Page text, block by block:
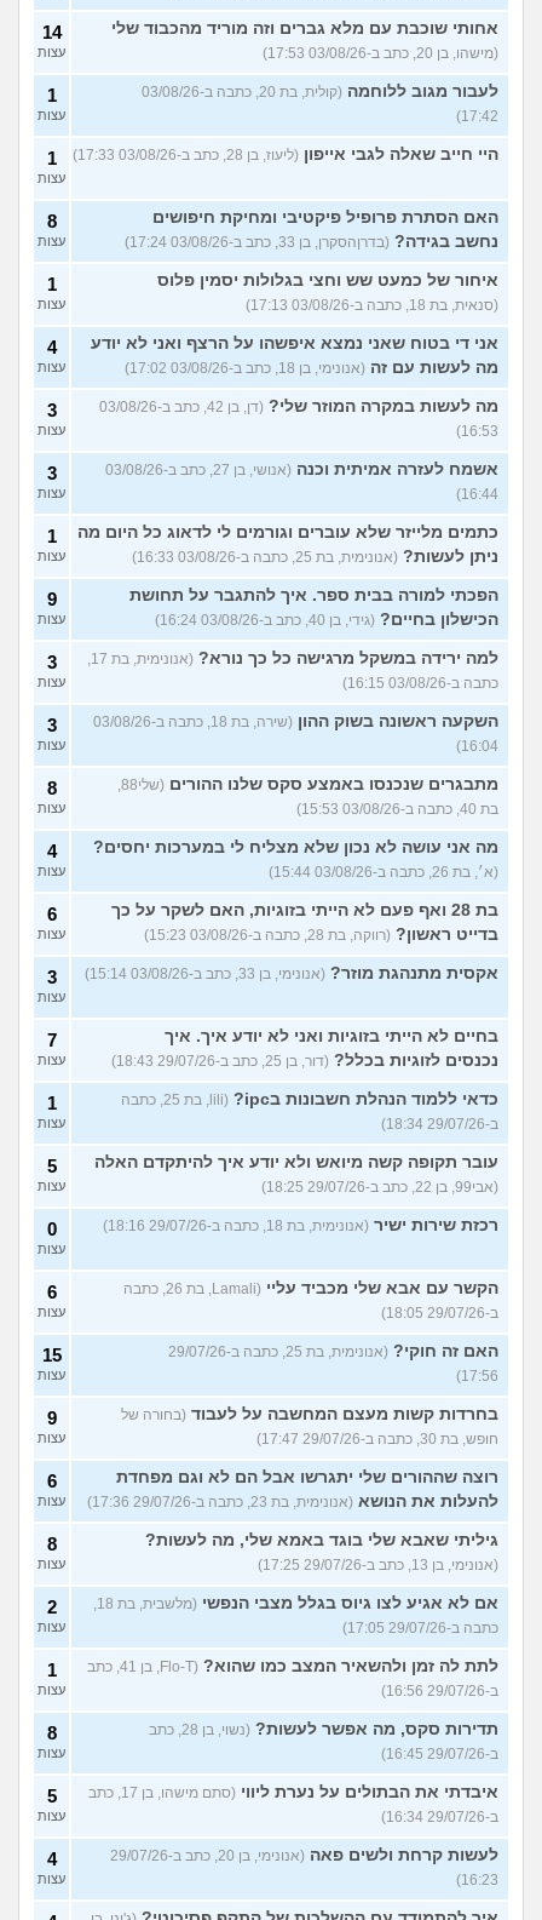
אחותי שוכבת עם מלא גברים וזה מוריד מהכבוד שלי
(מישהו, בן 20, כתב ב-03/08/26 17:53)
14
עצות
לעבור מגוב ללוחמה
(קולית, בת 20, כתבה ב-03/08/26
17:42)
1
עצות
היי חייב שאלה לגבי אייפון (ליעוז, בן 28, כתב ב-03/08/26 17:33) 1
עצות
האם הסתרת פרופיל פיקטיבי ומחיקת חיפושים
נחשב בגידה? (בדרןהסקרן, בן 33, כתב ב-03/08/26 17:24)
8
עצות
איחור של כמעט שש וחצי בגלולות יסמין פלוס
(סנאית, בת 18, כתבה ב-03/08/26 17:13)
1
עצות
אני די בטוח שאני נמצא איפשהו על הרצף ואני לא יודע
מה לעשות עם זה (אנונימי, בן 18, כתב ב-03/08/26 17:02)
4
עצות
מה לעשות במקרה המוזר שלי?
(דן, בן 42, כתב ב-03/08/26
16:53)
3
עצות
אשמח לעזרה אמיתית וכנה
(אנושי, בן 27, כתב ב-03/08/26
16:44)
3
עצות
כתמים מלייזר שלא עוברים וגורמים לי לדאוג כל היום מה
ניתן לעשות? (אנונימית, בת 25, כתבה ב-03/08/26 16:33)
1
עצות
הפכתי למורה בבית ספר. איך להתגבר על תחושת
הכישלון בחיים? (גידי, בן 40, כתב ב-03/08/26 16:24)
9
עצות
למה ירידה במשקל מרגישה כל כך נורא?
(אנונימית, בת 17,
כתבה ב-03/08/26 16:15)
3
עצות
השקעה ראשונה בשוק ההון
(שירה, בת 18, כתבה ב-03/08/26
16:04)
3
עצות
מתבגרים שנכנסו באמצע סקס שלנו ההורים
(שלי88,
בת 40, כתבה ב-03/08/26 15:53)
8
עצות
מה אני עושה לא נכון שלא מצליח לי במערכות יחסים?
(א׳, בת 26, כתבה ב-03/08/26 15:44)
4
עצות
בת 28 ואף פעם לא הייתי בזוגיות, האם לשקר על כך
בדייט ראשון? (רווקה, בת 28, כתבה ב-03/08/26 15:23)
6
עצות
אקסית מתנהגת מוזר? (אנונימי, בן 33, כתב ב-03/08/26 15:14) 3
עצות
בחיים לא הייתי בזוגיות ואני לא יודע איך. איך
נכנסים לזוגיות בכלל? (דור, בן 25, כתב ב-29/07/26 18:43)
7
עצות
כדאי ללמוד הנהלת חשבונות בipc?
(lili, בת 25, כתבה
ב-29/07/26 18:34)
1
עצות
עובר תקופה קשה מיואש ולא יודע איך להיתקדם האלה
(אבי99, בן 22, כתב ב-29/07/26 18:25)
5
עצות
רכזת שירות ישיר (אנונימית, בת 18, כתבה ב-29/07/26 18:16) 0
עצות
הקשר עם אבא שלי מכביד עליי
(Lamali, בת 26, כתבה
ב-29/07/26 18:05)
6
עצות
האם זה חוקי?
(אנונימית, בת 25, כתבה ב-29/07/26
17:56)
15
עצות
בחרדות קשות מעצם המחשבה על לעבוד (בחורה של
חופש, בת 30, כתבה ב-29/07/26 17:47)
9
עצות
רוצה שההורים שלי יתגרשו אבל הם לא וגם מפחדת
להעלות את הנושא (אנונימית, בת 23, כתבה ב-29/07/26 17:36)
6
עצות
גיליתי שאבא שלי בוגד באמא שלי, מה לעשות?
(אנונימי, בן 13, כתב ב-29/07/26 17:25)
8
עצות
אם לא אגיע לצו גיוס בגלל מצבי הנפשי
(מלשבית, בת 18,
כתבה ב-29/07/26 17:05)
2
עצות
לתת לה זמן ולהשאיר המצב כמו שהוא?
(Flo-T, בן 41, כתב
ב-29/07/26 16:56)
1
עצות
תדירות סקס, מה אפשר לעשות?
(נשוי, בן 28, כתב
ב-29/07/26 16:45)
8
עצות
איבדתי את הבתולים על נערת ליווי
(סתם מישהו, בן 17, כתב
ב-29/07/26 16:34)
5
עצות
לעשות קרחת ולשים פאה
(אנונימי, בן 20, כתב ב-29/07/26
16:23)
4
עצות